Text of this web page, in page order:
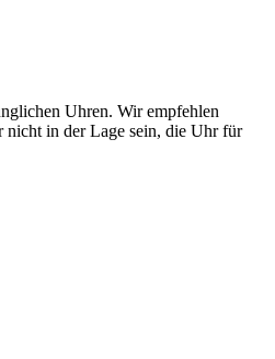
Uhren. Wir empfehlen
nicht in der Lage sein, die Uhr für